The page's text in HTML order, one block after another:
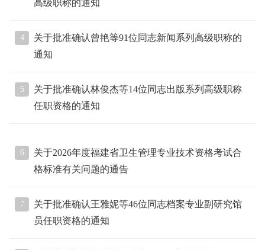
高级职称的通知
4
关于批准确认曾艳等91位同志新闻系列高级职称的
通知
5
关于批准确认林俊杰等14位同志出版系列高级职称
任职资格的通知
6
关于2026年度福建省卫生管理专业技术资格考试合
格标准有关问题的通告
7
关于批准确认王雅妮等46位同志档案专业副研究馆
员任职资格的通知